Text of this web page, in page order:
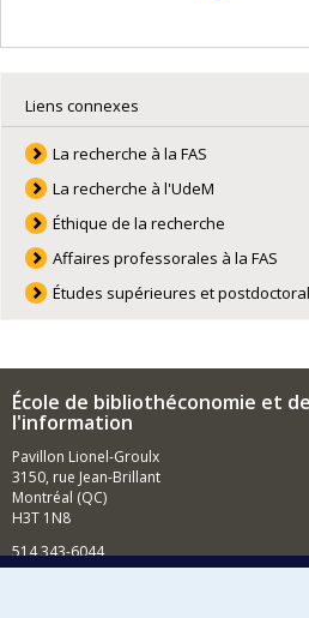
Liens connexes
La recherche à la FAS
La recherche à l'UdeM
Éthique de la recherche
Affaires professorales à la FAS
Études supérieures et
École de bibliothéconomie et
l'information
Pavillon Lionel-Groulx
3150, rue Jean-Brillant
Montréal (QC)
H3T 1N8
514 343-6044